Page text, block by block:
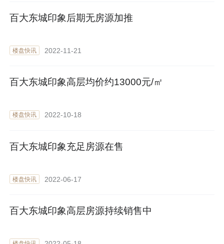
百大东城印象后期无房源加推
楼盘快讯 2022-11-21
百大东城印象高层均价约13000元/㎡
楼盘快讯 2022-10-18
百大东城印象充足房源在售
楼盘快讯 2022-06-17
百大东城印象高层房源持续销售中